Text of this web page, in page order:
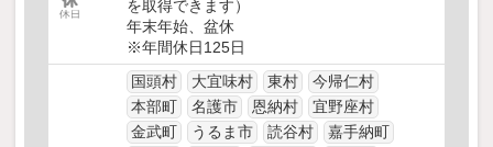
を取得できます）
年末年始、盆休
※年間休日125日
国頭村
大宜味村 東村
今帰仁村
本部町
名護市 恩納村
宜野座村
金武町
うるま市 読谷村
嘉手納町